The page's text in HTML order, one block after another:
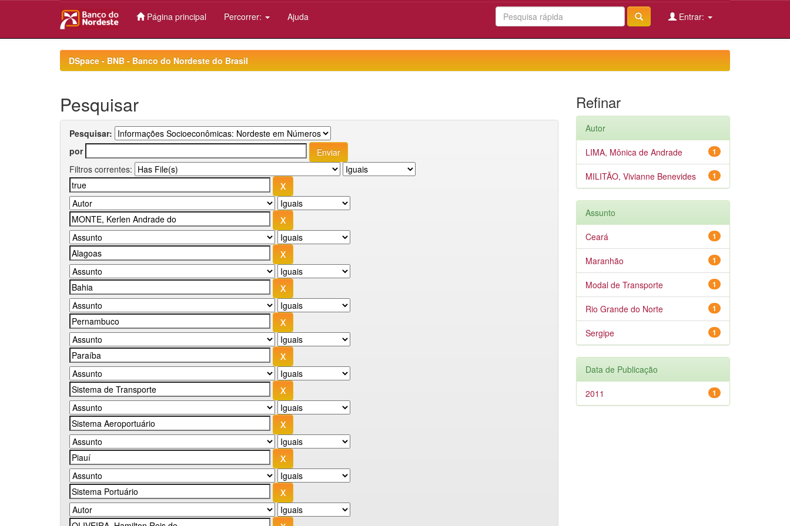
Página principal Percorrer: Ajuda Entrar:
DSpace - BNB - Banco do Nordeste do Brasil
Pesquisar
Pesquisar:
por
Filtros correntes:
Refinar
Autor
1
LIMA, Mônica de Andrade
1
MILITÃO, Vivianne Benevides
Assunto
1
Ceará
1
Maranhão
1
Modal de Transporte
1
Rio Grande do Norte
1
Sergipe
Data de Publicação
1
2011